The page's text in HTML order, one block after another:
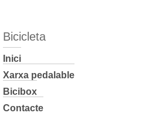
Bicicleta
Inici
Xarxa pedalable
Bicibox
Contacte